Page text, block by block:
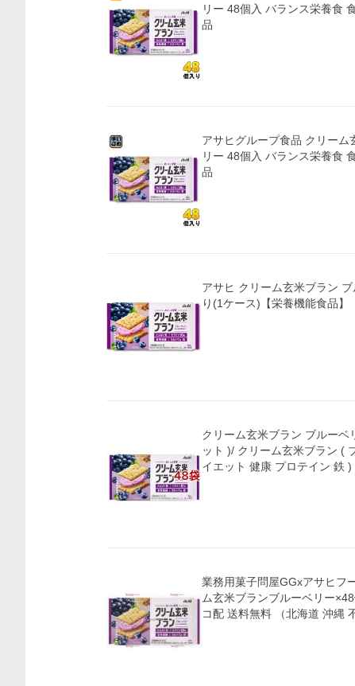
リー 48個入 バランス栄養食
品
アサヒグループ食品 クリーム
リー 48個入 バランス栄養食
品
アサヒ クリーム玄米ブラン
り(1ケース)【栄養機能食品】
クリーム玄米ブラン ブルーベ
ット )/ クリーム玄米ブラン (
イエット 健康 プロテイン 鉄 )
業務用菓子問屋GGxアサヒ
ム玄米ブランブルーベリー
コ配 送料無料 （北海道 沖縄